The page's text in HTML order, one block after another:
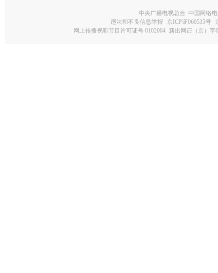
中央广播电视总台 中国网络
违法和不良信息举报
京ICP证060535号
网上传播视听节目许可证号 0102004 新出网证（京）